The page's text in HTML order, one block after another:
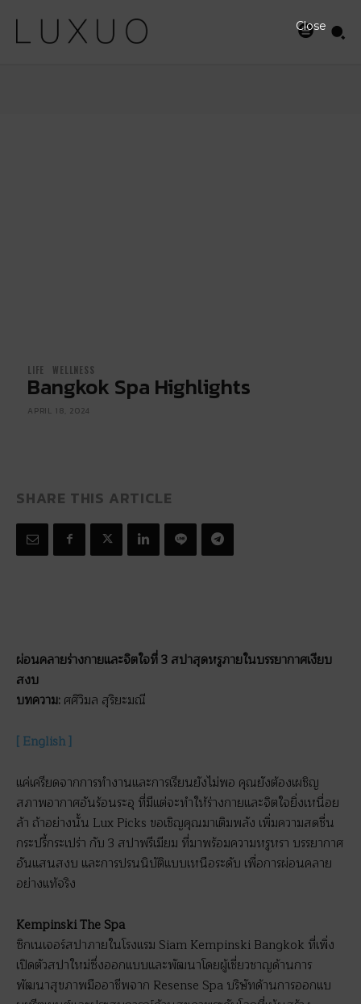
LIFE WELLNESS
Bangkok Spa Highlights
APRIL 18, 2024
SHARE THIS ARTICLE
ผ่อนคลายร่างกายและจิตใจที่ 3 สปาสุดหรูภายในบรรยากาศเงียบ
สงบ
บทความ: ศศิวิมล สุริยะมณี
[ English ]
แค่เครียดจากการทำงานและการเรียนยังไม่พอ คุณยังต้องเผชิญ
สภาพอากาศอันร้อนระอุ ที่มีแต่จะทำให้ร่างกายและจิตใจยิ่งเหนื่อย
ล้า ถ้าอย่างนั้น Lux Picks ขอเชิญคุณมาเติมพลัง เพิ่มความสดชื่น
กระปรี้กระเปร่า กับ 3 สปาพรีเมียม ที่มาพร้อมความหรูหรา บรรยากาศ
อันแสนสงบ และการปรนนิบัติแบบเหนือระดับ เพื่อการผ่อนคลาย
อย่างแท้จริง
Kempinski The Spa
ซิกเนเจอร์สปาภายในโรงแรม Siam Kempinski Bangkok ที่เพิ่ง
เปิดตัวสปาใหม่ซึ่งออกแบบและพัฒนาโดยผู้เชี่ยวชาญด้านการ
พัฒนาสุขภาพมืออาชีพจาก Resense Spa บริษัทด้านการออกแบ
Close